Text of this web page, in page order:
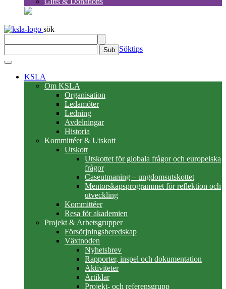
sök
Sub Söktips
KSLA
Om KSLA
Organisation
Ledamöter
Ledning
Avdelningar
Historia
Kommittéer & Utskott
Utskott
Utskottet för globala frågor och europeiska
frågor
Caseutmaning – ungdomsutskottet
Mentorskapsprogrammet för reflektion och
utveckling
Kommittéer
Resa för akademien
Projekt & Arbetsgrupper
Försörjningsberedskap
Växtnoden
Nyhetsbrev
Rapporter, inspel och dokumentation
Aktiviteter
Artiklar
Projekt- och referensgrupp